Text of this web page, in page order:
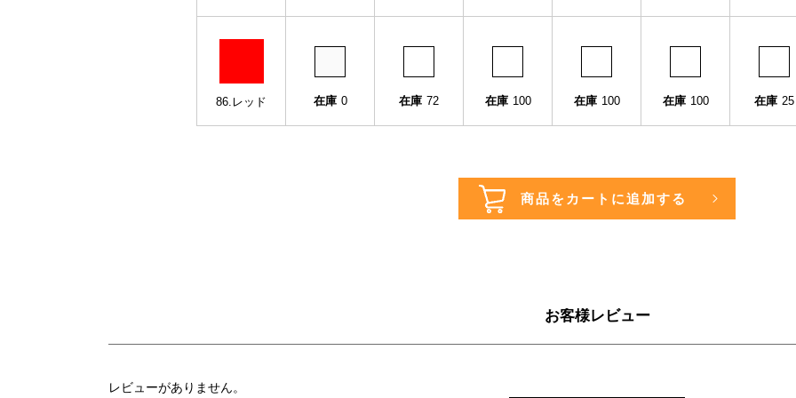
86.レッド 在庫 0 在庫 72 在庫 100 在庫 100 在庫 100 在庫 25
お客様レビュー
レビューがありません。